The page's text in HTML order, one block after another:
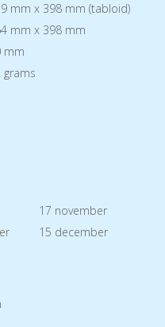
mm x 398 mm (tabloid)
mm x 398 mm
mm
grams
17 november
15 december